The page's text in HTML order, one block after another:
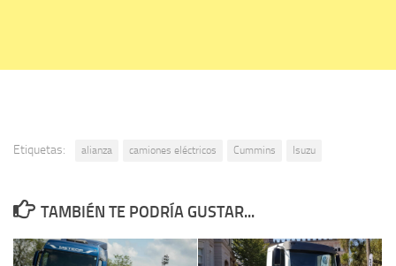
Etiquetas: alianza camiones eléctricos Cummins Isuzu
TAMBIÉN TE PODRÍA GUSTAR...